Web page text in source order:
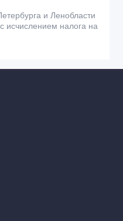
и Ленобласти
исчислением налога на